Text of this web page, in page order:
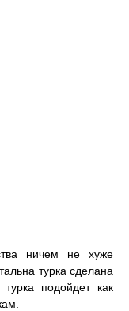
ничем не хуже
турка сделана
подойдет как